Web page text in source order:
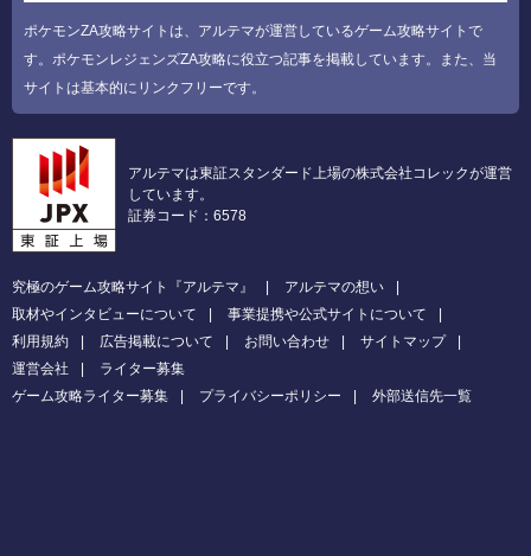
ポケモンZA攻略サイトは、アルテマが運営しているゲーム攻略サイトで
す。ポケモンレジェンズZA攻略に役立つ記事を掲載しています。また、当
サイトは基本的にリンクフリーです。
アルテマは東証スタンダード上場の株式会社コレックが運営
しています。
証券コード：6578
究極のゲーム攻略サイト『アルテマ』
アルテマの想い
取材やインタビューについて
事業提携や公式サイトについて
利用規約
広告掲載について お問い合わせ
サイトマップ
運営会社
ライター募集
ゲーム攻略ライター募集
プライバシーポリシー 外部送信先一覧